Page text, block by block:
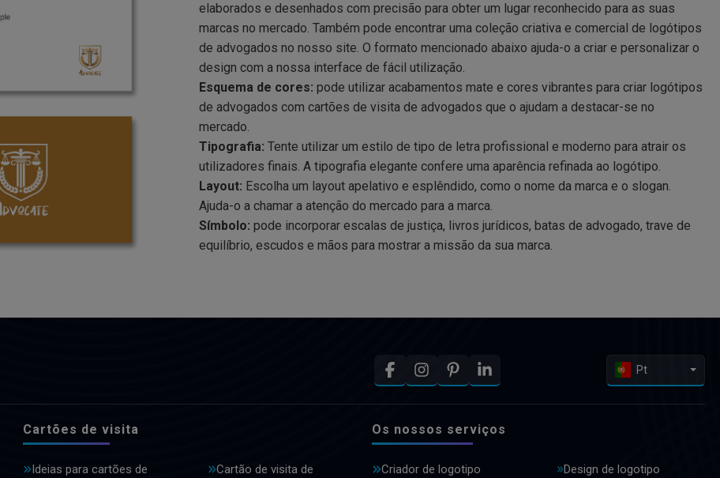
elaborados e desenhados com precisão para obter um lugar reconhecido para as suas
marcas no mercado. Também pode encontrar uma coleção criativa e comercial de logótipos
de advogados no nosso site. O formato mencionado abaixo ajuda-o a criar e personalizar o
design com a nossa interface de fácil utilização.
Esquema de cores: pode utilizar acabamentos mate e cores vibrantes para criar logótipos
de advogados com cartões de visita de advogados que o ajudam a destacar-se no
mercado.
Tipografia: Tente utilizar um estilo de tipo de letra profissional e moderno para atrair os
utilizadores finais. A tipografia elegante confere uma aparência refinada ao logótipo.
Layout: Escolha um layout apelativo e esplêndido, como o nome da marca e o slogan.
Ajuda-o a chamar a atenção do mercado para a marca.
Símbolo: pode incorporar escalas de justiça, livros jurídicos, batas de advogado, trave de
equilíbrio, escudos e mãos para mostrar a missão da sua marca.
Pt
Cartões de visita
Ideias para cartões de
Cartão de visita de
Os nossos serviços
Criador de logotipo
Design de logotipo